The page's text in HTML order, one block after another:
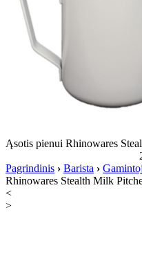
Ąsotis pienui Rhinowares
Pagrindinis › Barista ›
Rhinowares Stealth Milk
<
>